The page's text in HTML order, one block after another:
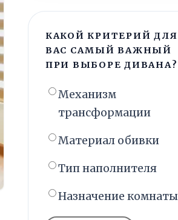
КАКОЙ КРИТЕРИЙ ДЛЯ
ВАС САМЫЙ ВАЖНЫЙ
ПРИ ВЫБОРЕ ДИВАНА?
Механизм
трансформации
Материал обивки
Тип наполнителя
Назначение комнаты